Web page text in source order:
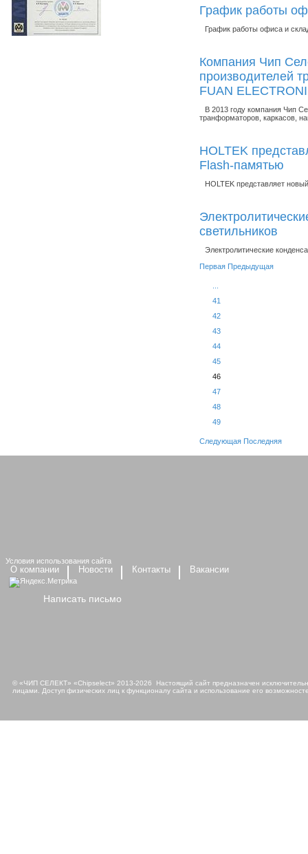
График работы
График работы офиса и
Компания Чип
производителей
FUAN
В 2013 году компания Чип
транформаторов, каркасов,
HOLTEK
Flash-памятью
HOLTEK представляет
светильников
Электролитические
Первая Предыдущая
41
42
43
44
45
46
47
48
49
Следующая Последняя
О компании Новости Контакты Вакансии
Написать письмо
Условия использования сайта
© «ЧИП СЕЛЕКТ» «Chipselect» 2013-2026 Настоящий сайт предназначен
лицами. Доступ физических лиц к функционалу сайта и использование его